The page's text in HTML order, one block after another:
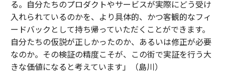
る。自分たちのプロダクトやサービスが実際にどう受け
入れられているのかを、より具体的、かつ客観的なフィ
ードバックとして持ち帰っていただくことができます。
自分たちの仮説が正しかったのか、あるいは修正が必要
なのか。その検証の精度こそが、この街で実証を行う大
きな価値になると考えています」（島川）